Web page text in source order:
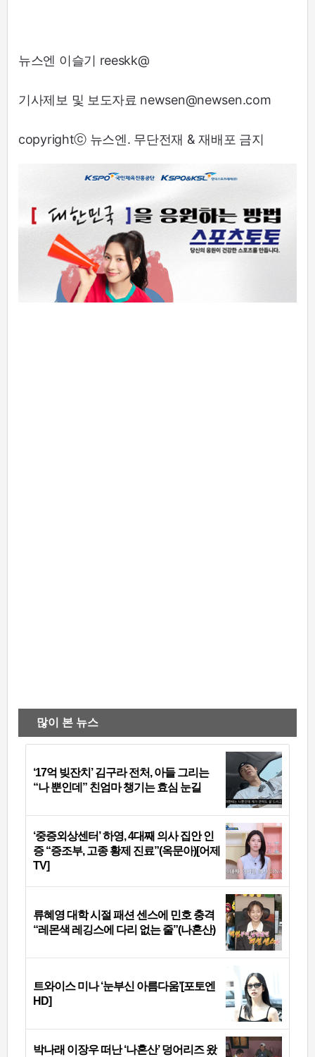
뉴스엔 이슬기 reeskk@
기사제보 및 보도자료 newsen@newsen.com
copyrightⓒ 뉴스엔. 무단전재 & 재배포 금지
많이 본 뉴스
‘17억 빚잔치’ 김구라 전처, 아들 그리는
“나 뿐인데” 친엄마 챙기는 효심 눈길
‘중증외상센터’ 하영, 4대째 의사 집안 인
증 “증조부, 고종 황제 진료”(옥문아)[어제
TV]
류혜영 대학 시절 패션 센스에 민호 충격
“레몬색 레깅스에 다리 없는 줄”(나혼산)
트와이스 미나 ‘눈부신 아름다움’[포토엔
HD]
박나래 이장우 떠난 ‘나혼산’ 덩어리즈 왔